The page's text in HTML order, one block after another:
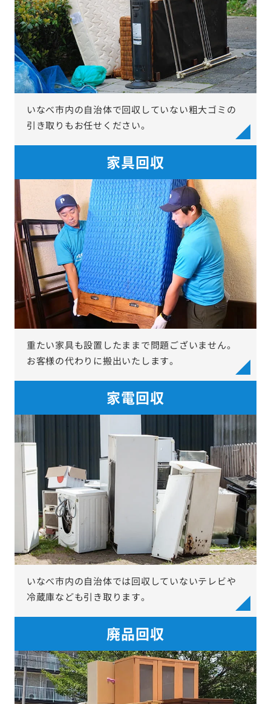
いなべ市内の自治体で回収していない粗大ゴミの
引き取りもお任せください。
家具回収
重たい家具も設置したままで問題ございません。
お客様の代わりに搬出いたします。
家電回収
いなべ市内の自治体では回収していないテレビや
冷蔵庫なども引き取ります。
廃品回収